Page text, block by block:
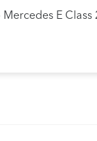
E Class